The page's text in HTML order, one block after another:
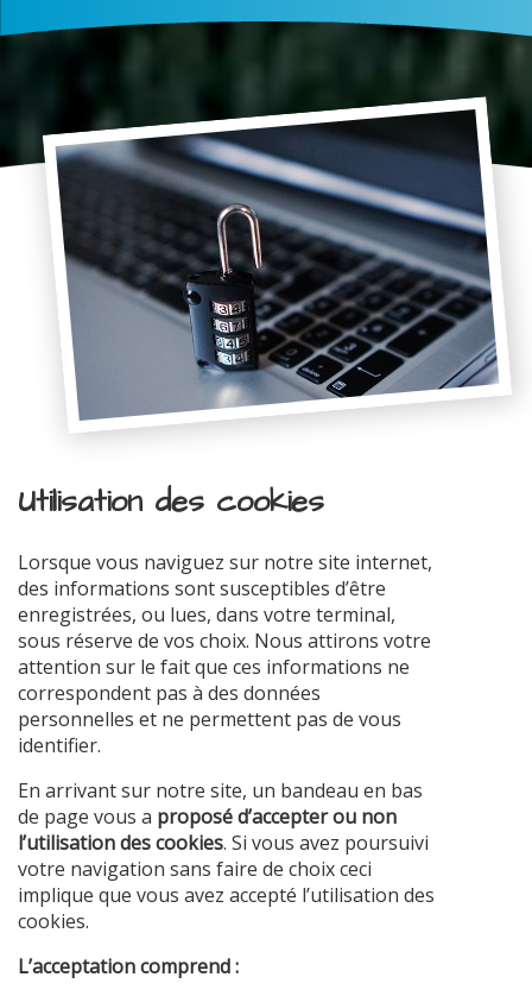
Utilisation des cookies
Lorsque vous naviguez sur notre site internet,
des informations sont susceptibles d’être
enregistrées, ou lues, dans votre terminal,
sous réserve de vos choix. Nous attirons votre
attention sur le fait que ces informations ne
correspondent pas à des données
personnelles et ne permettent pas de vous
identifier.
En arrivant sur notre site, un bandeau en bas
de page vous a proposé d’accepter ou non
l’utilisation des cookies. Si vous avez poursuivi
votre navigation sans faire de choix ceci
implique que vous avez accepté l’utilisation des
cookies.
L’acceptation comprend :